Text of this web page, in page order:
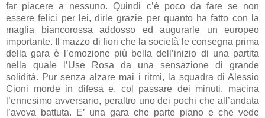
far piacere a nessuno. Quindi c’è poco da fare se non
essere felici per lei, dirle grazie per quanto ha fatto con la
maglia biancorossa addosso ed augurarle un europeo
importante. Il mazzo di fiori che la società le consegna prima
della gara è l’emozione più bella dell’inizio di una partita
nella quale l’Use Rosa da una sensazione di grande
solidità. Pur senza alzare mai i ritmi, la squadra di Alessio
Cioni morde in difesa e, col passare dei minuti, macina
l’ennesimo avversario, peraltro uno dei pochi che all’andata
l’aveva battuta. E’ una gara che parte piano e che vede